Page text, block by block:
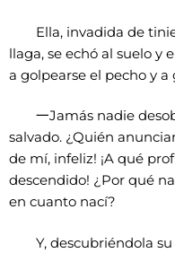
Ella, invadida de
llaga, se echó al suelo y
a golpearse el pecho y a
一Jamás nadie
salvado. ¿Quién
de mí, infeliz! ¡A qué
descendido! ¿Por qué
en cuanto nací?
Y, descubriéndola